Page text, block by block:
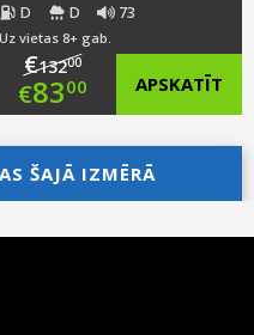
D D 73
Uz vietas 8+ gab.
€13200
Original
price
was:
€132.00.
€8300
Current
price
is:
APSKATĪT
ŠAJĀ IZMĒRĀ